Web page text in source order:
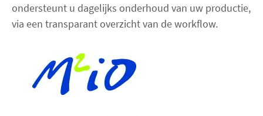
ondersteunt u dagelijks onderhoud van uw productie,
via een transparant overzicht van de workflow.